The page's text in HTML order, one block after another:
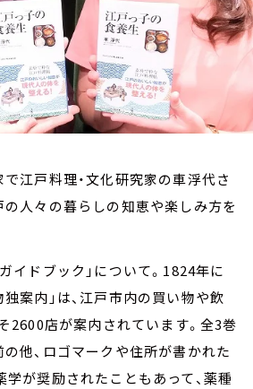
江戸料理・文化研究家の車浮代さ
の人々の暮らしの知恵や楽しみ方を
イドブック」について。1824年に
案内」は、江戸市内の買い物や飲
2600店が案内されています。全3巻
の他、ロゴマークや住所が書かれた
学が奨励されたこともあって、薬種